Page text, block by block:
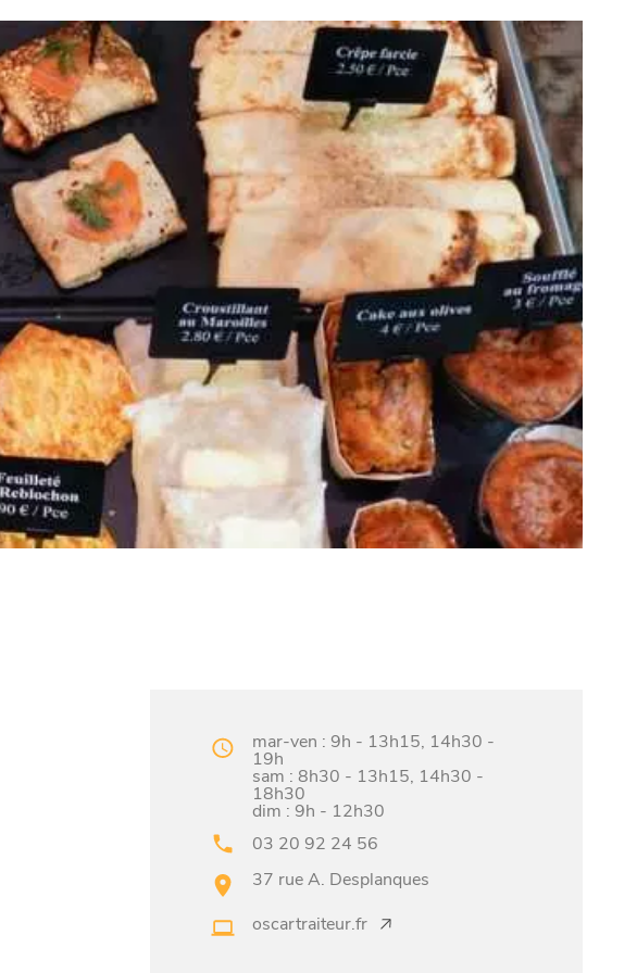
mar-ven : 9h - 13h15, 14h30 -
19h
sam : 8h30 - 13h15, 14h30 -
18h30
dim : 9h - 12h30
03 20 92 24 56
37 rue A. Desplanques
oscartraiteur.fr